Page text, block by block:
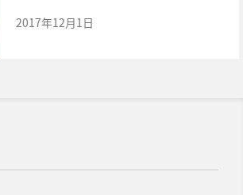
2017年12月1日